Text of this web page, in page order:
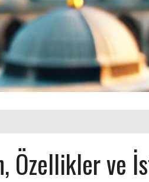
Özellikler ve